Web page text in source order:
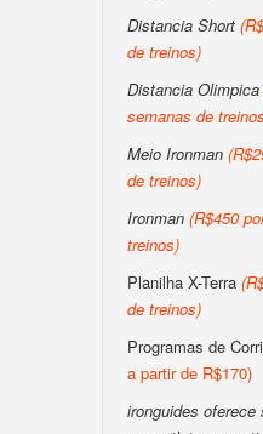
Distancia Short
de treinos)
Distancia Olimpica
semanas de
Meio Ironman
de treinos)
Ironman (R$450
treinos)
Planilha X-Terra
de treinos)
Programas de
a partir de R$170)
ironguides